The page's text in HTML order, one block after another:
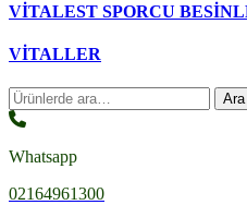
VİTALEST SPORCU
VİTALLER
Ara: Ara
Whatsapp
02164961300